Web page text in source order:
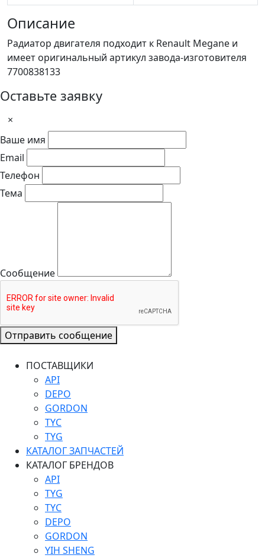
Описание
Радиатор двигателя подходит к Renault Megane и
имеет оригинальный артикул завода-изготовителя
7700838133
Оставьте заявку
×
Ваше имя
Email
Телефон
Тема
Сообщение
Отправить сообщение
ПОСТАВЩИКИ
API
DEPO
GORDON
TYC
TYG
КАТАЛОГ ЗАПЧАСТЕЙ
КАТАЛОГ БРЕНДОВ
API
TYG
TYC
DEPO
GORDON
YIH SHENG